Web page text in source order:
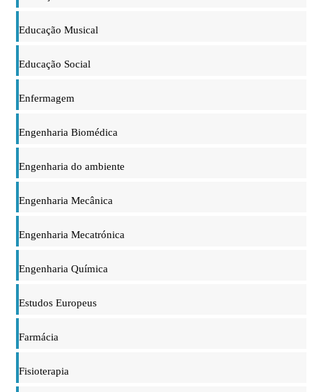
Educação Musical
Educação Social
Enfermagem
Engenharia Biomédica
Engenharia do ambiente
Engenharia Mecânica
Engenharia Mecatrónica
Engenharia Química
Estudos Europeus
Farmácia
Fisioterapia